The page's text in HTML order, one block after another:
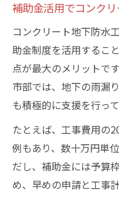
補助金活用でコンク
コンクリート地下防水
助金制度を活用するこ
点が最大のメリットで
市部では、地下の雨漏
も積極的に支援を行って
たとえば、工事費用の
例もあり、数十万円単
だし、補助金には予算
め、早めの申請と工事